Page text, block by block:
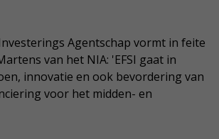
Agentschap vormt in feite
van het NIA: 'EFSI gaat in
innovatie en ook bevordering van
voor het midden- en